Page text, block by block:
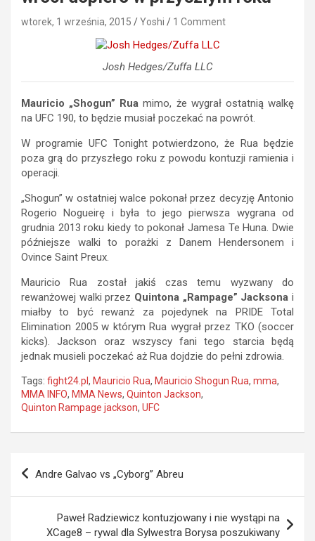
wtorek, 1 września, 2015 Yoshi 1 Comment
Josh Hedges/Zuffa LLC
Mauricio „Shogun” Rua mimo, że wygrał ostatnią walkę
na UFC 190, to będzie musiał poczekać na powrót.
W programie UFC Tonight potwierdzono, że Rua będzie
poza grą do przyszłego roku z powodu kontuzji ramienia i
operacji.
„Shogun” w ostatniej walce pokonał przez decyzję Antonio
Rogerio Nogueirę i była to jego pierwsza wygrana od
grudnia 2013 roku kiedy to pokonał Jamesa Te Huna. Dwie
późniejsze walki to porażki z Danem Hendersonem i
Ovince Saint Preux.
Mauricio Rua został jakiś czas temu wyzwany do
rewanżowej walki przez Quintona „Rampage” Jacksona i
miałby to być rewanż za pojedynek na PRIDE Total
Elimination 2005 w którym Rua wygrał przez TKO (soccer
kicks). Jackson oraz wszyscy fani tego starcia będą
jednak musieli poczekać aż Rua dojdzie do pełni zdrowia.
Tags: fight24.pl , Mauricio Rua, Mauricio Shogun Rua, mma,
MMA INFO, MMA News, Quinton Jackson,
Quinton Rampage jackson, UFC
Nawigacja
Andre Galvao vs „Cyborg” Abreu
Paweł Radziewicz kontuzjowany i nie wystąpi na
XCage8 – rywal dla Sylwestra Borysa poszukiwany